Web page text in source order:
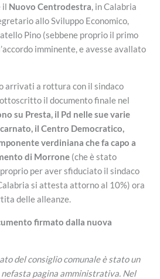
il Nuovo Centrodestra, in Calabria
allo Sviluppo Economico,
Pino (sebbene proprio il primo
imminente, e avesse avallato
arrivati a rottura con il sindaco
il documento finale nel
su Presta, il Pd nelle sue varie
il Centro Democratico,
verdiniana che fa capo a
di Morrone (che è stato
per aver sfiduciato il sindaco
si attesta attorno al 10%) ora
delle alleanze.
firmato dalla nuova
del consiglio comunale è stato un
pagina amministrativa. Nel